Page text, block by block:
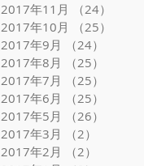
2017年11月
（24）
2017年10月
（25）
2017年9月
（24）
2017年8月
（25）
2017年7月
（25）
2017年6月
（25）
2017年5月
（26）
2017年3月
（2）
2017年2月
（2）